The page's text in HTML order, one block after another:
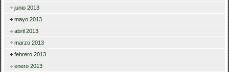
junio 2013
mayo 2013
abril 2013
marzo 2013
febrero 2013
enero 2013